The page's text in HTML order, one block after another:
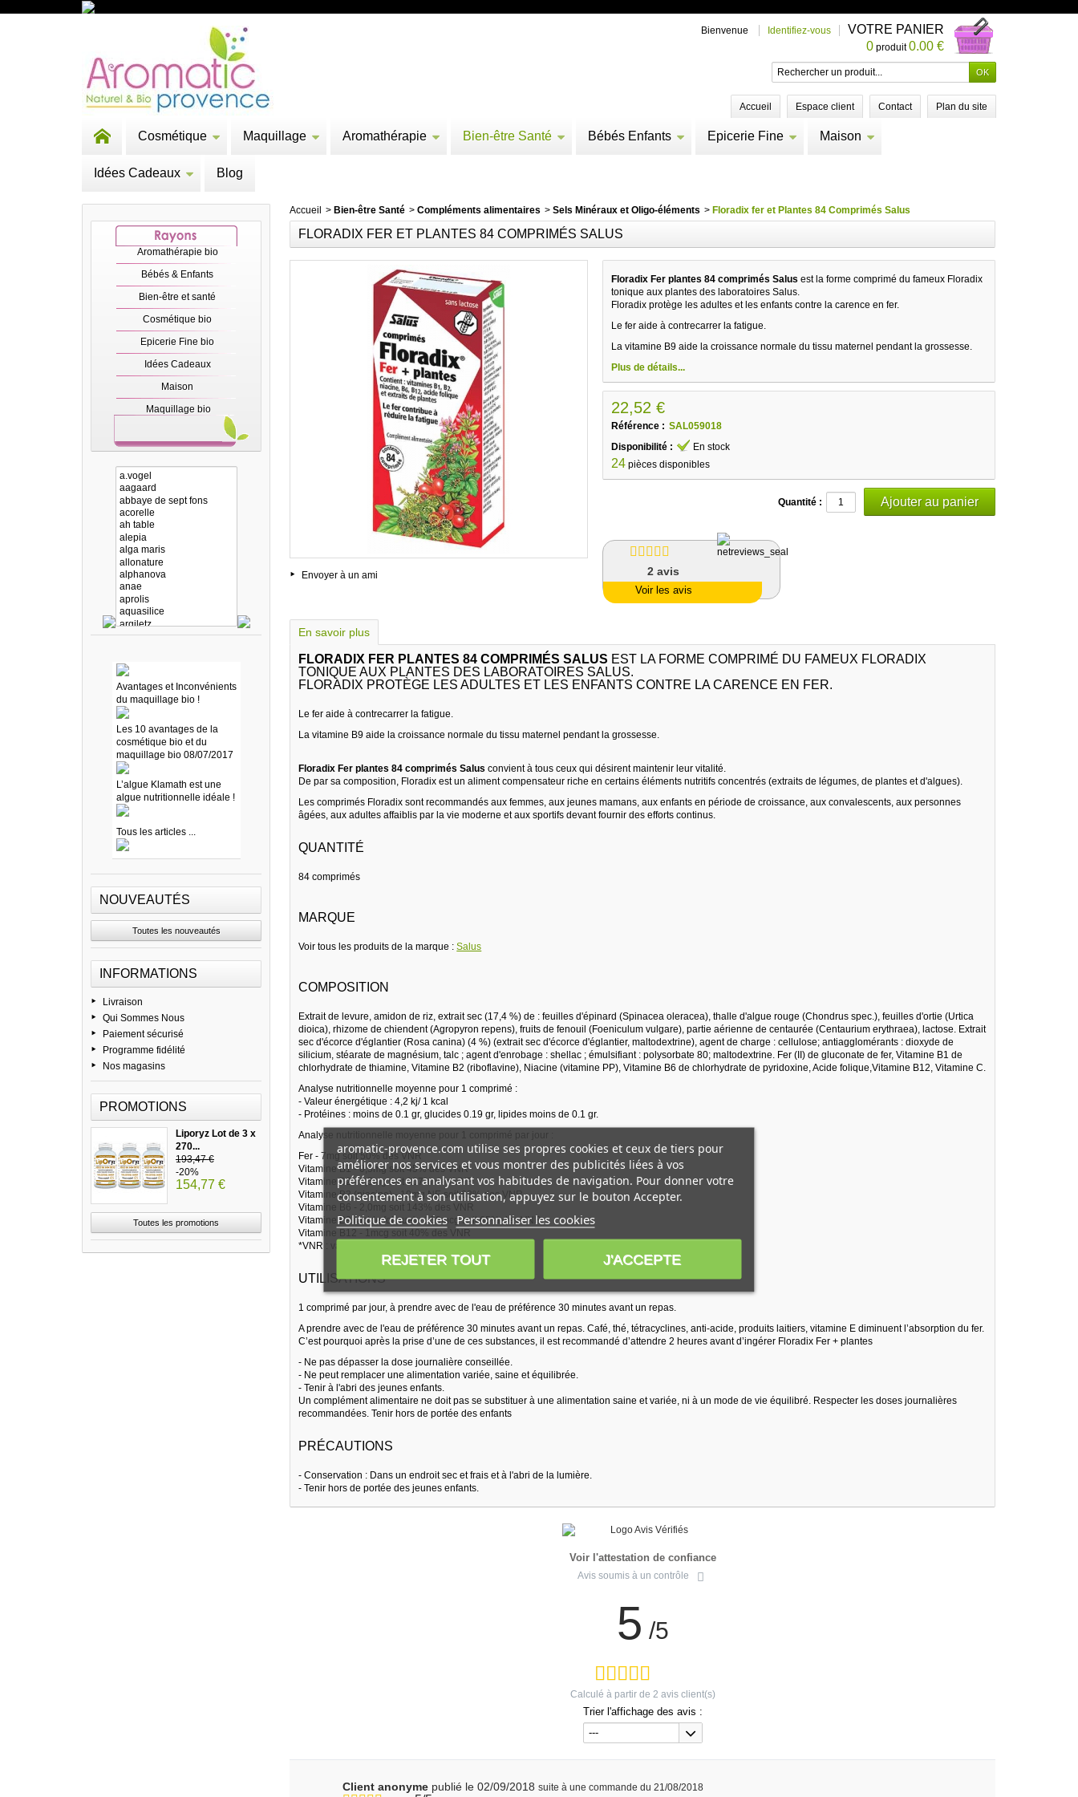
Bienvenue Identifiez-vous
VOTRE PANIER
0 produit0.00 €
Accueil Espace client Contact Plan du site
Cosmétique Maquillage Aromathérapie Bien-être Santé Bébés Enfants Epicerie Fine Maison
Idées Cadeaux Blog
Aromathérapie bio
Bébés & Enfants
Bien-être et santé
Cosmétique bio
Epicerie Fine bio
Idées Cadeaux
Maison
Maquillage bio
Avantages et Inconvénients
du maquillage bio !
Les 10 avantages de la
cosmétique bio et du
maquillage bio 08/07/2017
L’algue Klamath est une
algue nutritionnelle idéale !
Tous les articles ...
NOUVEAUTÉS
Toutes les nouveautés
INFORMATIONS
Livraison
Qui Sommes Nous
Paiement sécurisé
Programme fidélité
Nos magasins
PROMOTIONS
Liporyz Lot de 3 x
270...
193,47 €
-20%
154,77 €
Toutes les promotions
Accueil > Bien-être Santé > Compléments alimentaires > Sels Minéraux et Oligo-éléments > Floradix fer et Plantes 84 Comprimés Salus
FLORADIX FER ET PLANTES 84 COMPRIMÉS SALUS
Envoyer à un ami
Floradix Fer plantes 84 comprimés Salus est la forme comprimé du fameux Floradix
tonique aux plantes des laboratoires Salus.
Floradix protège les adultes et les enfants contre la carence en fer.
Le fer aide à contrecarrer la fatigue.
La vitamine B9 aide la croissance normale du tissu maternel pendant la grossesse.
Plus de détails...
22,52 €
Référence : SAL059018
Disponibilité :
En stock
24 pièces disponibles
Quantité :
2avis
Voir les avis
En savoir plus
FLORADIX FER PLANTES 84 COMPRIMÉS SALUS EST LA FORME COMPRIMÉ DU FAMEUX FLORADIX
TONIQUE AUX PLANTES DES LABORATOIRES SALUS.
FLORADIX PROTÈGE LES ADULTES ET LES ENFANTS CONTRE LA CARENCE EN FER.
Le fer aide à contrecarrer la fatigue.
La vitamine B9 aide la croissance normale du tissu maternel pendant la grossesse.
Floradix Fer plantes 84 comprimés Salus convient à tous ceux qui désirent maintenir leur vitalité.
De par sa composition, Floradix est un aliment compensateur riche en certains éléments nutritifs concentrés (extraits de légumes, de plantes et d'algues).
Les comprimés Floradix sont recommandés aux femmes, aux jeunes mamans, aux enfants en période de croissance, aux convalescents, aux personnes
âgées, aux adultes affaiblis par la vie moderne et aux sportifs devant fournir des efforts continus.
QUANTITÉ
84 comprimés
MARQUE
Voir tous les produits de la marque :Salus
COMPOSITION
Extrait de levure, amidon de riz, extrait sec (17,4 %) de : feuilles d'épinard (Spinacea oleracea), thalle d'algue rouge (Chondrus spec.), feuilles d'ortie (Urtica
dioica), rhizome de chiendent (Agropyron repens), fruits de fenouil (Foeniculum vulgare), partie aérienne de centaurée (Centaurium erythraea), lactose. Extrait
sec d'écorce d'églantier (Rosa canina) (4 %) (extrait sec d'écorce d'églantier, maltodextrine), agent de charge : cellulose; antiagglomérants : dioxyde de
silicium, stéarate de magnésium, talc ; agent d'enrobage : shellac ; émulsifiant : polysorbate 80; maltodextrine. Fer (II) de gluconate de fer, Vitamine B1 de
chlorhydrate de thiamine, Vitamine B2 (riboflavine), Niacine (vitamine PP), Vitamine B6 de chlorhydrate de pyridoxine, Acide folique,Vitamine B12, Vitamine C.
Analyse nutritionnelle moyenne pour 1 comprimé :
- Valeur énergétique : 4,2 kj/ 1 kcal
- Protéines : moins de 0.1 gr, glucides 0.19 gr, lipides moins de 0.1 gr.
Analyse nutritionnelle moyenne pour 1 comprimé par jour :
Fer - 7mg soit 50% des VNR
Vitamine B1 - 0,5mg soit 45% des VNR
Vitamine B2 - 1,5mg soit 107% des VNR
Vitamine B3 (niacine) - 10mg NE soit 63% des VNR
Vitamine B6 - 2,0mg soit 143% des VNR
Vitamine B9 (acide folique) - 130mcg soit 65% des VNR
Vitamine B12 - 1mcg soit 40% des VNR
*VNR : valeur nutritionnelle de référence en UE
UTILISATIONS
1 comprimé par jour, à prendre avec de l'eau de préférence 30 minutes avant un repas.
A prendre avec de l'eau de préférence 30 minutes avant un repas. Café, thé, tétracyclines, anti-acide, produits laitiers, vitamine E diminuent l’absorption du fer.
C’est pourquoi après la prise d’une de ces substances, il est recommandé d’attendre 2 heures avant d’ingérer Floradix Fer + plantes
- Ne pas dépasser la dose journalière conseillée.
- Ne peut remplacer une alimentation variée, saine et équilibrée.
- Tenir à l'abri des jeunes enfants.
Un complément alimentaire ne doit pas se substituer à une alimentation saine et variée, ni à un mode de vie équilibré. Respecter les doses journalières
recommandées. Tenir hors de portée des enfants
PRÉCAUTIONS
- Conservation : Dans un endroit sec et frais et à l'abri de la lumière.
- Tenir hors de portée des jeunes enfants.
Voir l'attestation de confiance
Avis soumis à un contrôle
5 /5
Calculé à partir de 2 avis client(s)
Trier l'affichage des avis :
---
Client anonyme publié le 02/09/2018 suite à une commande du 21/08/2018
aromatic-provence.com utilise ses propres cookies et ceux de tiers pour
améliorer nos services et vous montrer des publicités liées à vos
préférences en analysant vos habitudes de navigation. Pour donner votre
consentement à son utilisation, appuyez sur le bouton Accepter.
Politique de cookies Personnaliser les cookies
REJETER TOUT J'ACCEPTE